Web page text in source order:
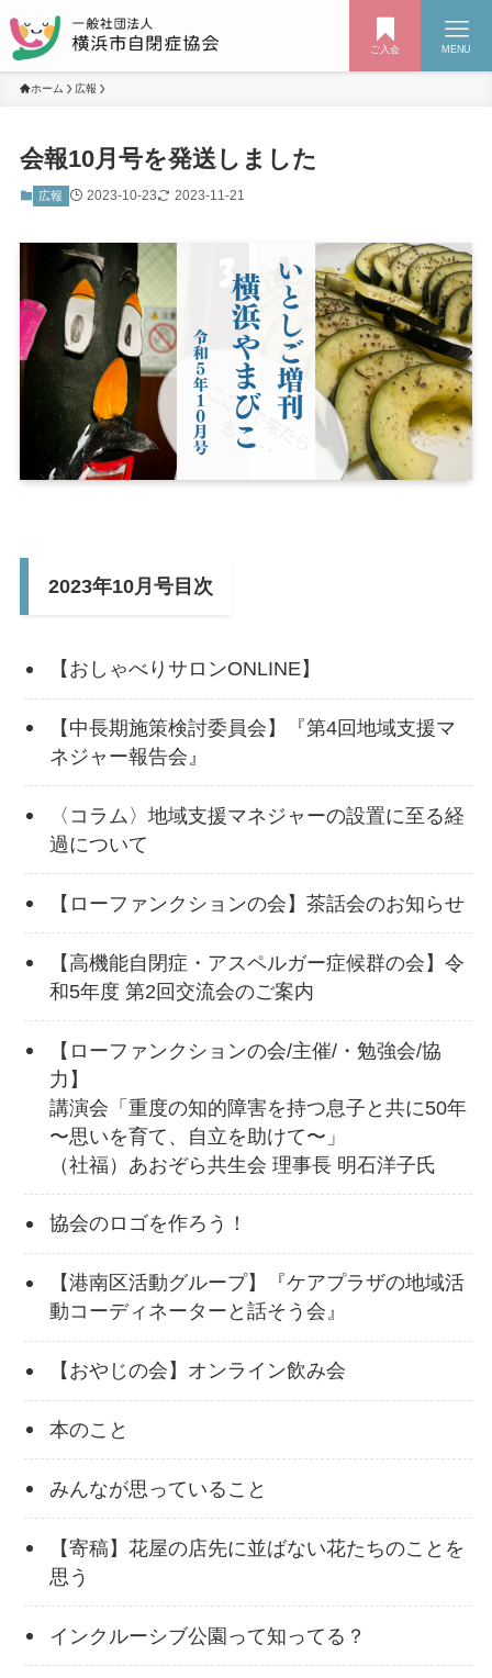
ご入会 MENU
ホーム 広報
会報10月号を発送しました
広報 2023-10-23 2023-11-21
2023年10月号目次
【おしゃべりサロンONLINE】
【中長期施策検討委員会】『第4回地域支援マ
ネジャー報告会』
〈コラム〉地域支援マネジャーの設置に至る経
過について
【ローファンクションの会】茶話会のお知らせ
【高機能自閉症・アスペルガー症候群の会】令
和5年度 第2回交流会のご案内
【ローファンクションの会/主催/・勉強会/協
力】
講演会「重度の知的障害を持つ息子と共に50年
〜思いを育て、自立を助けて〜」
（社福）あおぞら共生会 理事長 明石洋子氏
協会のロゴを作ろう！
【港南区活動グループ】『ケアプラザの地域活
動コーディネーターと話そう会』
【おやじの会】オンライン飲み会
本のこと
みんなが思っていること
【寄稿】花屋の店先に並ばない花たちのことを
思う
インクルーシブ公園って知ってる？